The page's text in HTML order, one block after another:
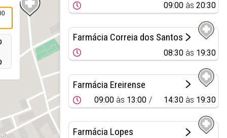
09:00 às20:30
Farmácia Correia dos Santos
08:30 às 19:30
Farmácia Ereirense
09:00 às 13:00 14:30 às 19:30
Farmácia Lopes